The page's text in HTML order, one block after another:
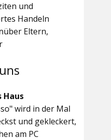
und
Handeln
Eltern,
Haus
wird in der Mal
und gekleckert,
am PC